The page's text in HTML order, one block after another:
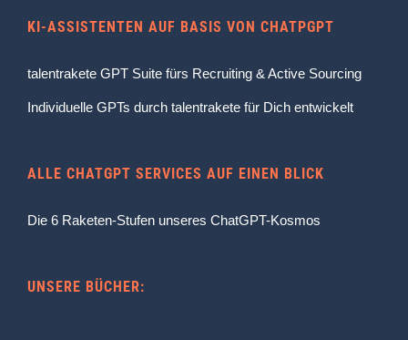
KI-ASSISTENTEN AUF BASIS VON CHATPGPT
talentrakete GPT Suite fürs Recruiting & Active Sourcing
Individuelle GPTs durch talentrakete für Dich entwickelt
ALLE CHATGPT SERVICES AUF EINEN BLICK
Die 6 Raketen-Stufen unseres ChatGPT-Kosmos
UNSERE BÜCHER: